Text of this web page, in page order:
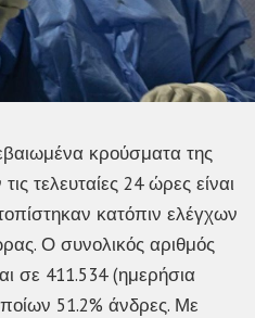
κρούσματα της
τελευταίες 24 ώρες είναι
κατόπιν ελέγχων
Ο συνολικός αριθμός
σε 411.534 (ημερήσια
51.2% άνδρες. Με